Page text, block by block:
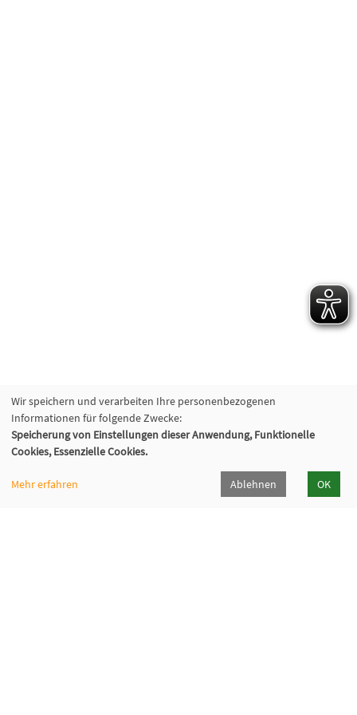
Wir speichern und verarbeiten Ihre personenbezogenen
Informationen für folgende Zwecke:
Speicherung von Einstellungen dieser Anwendung, Funktionelle
Cookies, Essenzielle Cookies.
Mehr erfahren Ablehnen OK